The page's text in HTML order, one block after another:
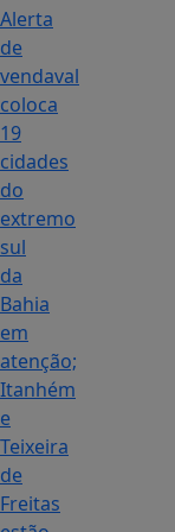
Alerta
de
vendaval
coloca
19
cidades
do
extremo
sul
da
Bahia
em
atenção;
Itanhém
e
Teixeira
de
Freitas